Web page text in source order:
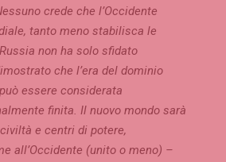
crede che l’Occidente
tanto meno stabilisca le
non ha solo sfidato
che l’era del dominio
essere considerata
finita. Il nuovo mondo sarà
e centri di potere,
all’Occidente (unito o meno) –